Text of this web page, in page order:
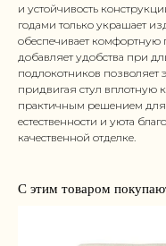
и устойчивость
годами только украшает
обеспечивает
добавляет удобства при
подлокотников позволяет
придвигая стул вплотную к
практичным решением для
естественности и уюта
качественной отделке.
С этим товаром